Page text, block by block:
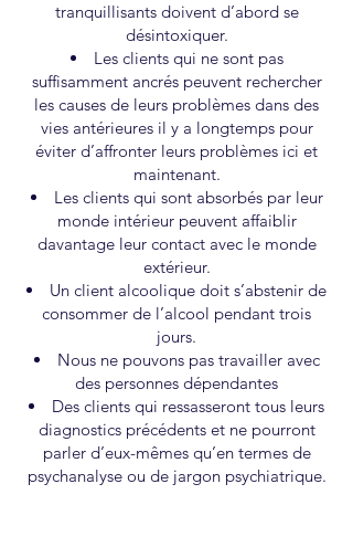
tranquillisants doivent d’abord se
désintoxiquer.
Les clients qui ne sont pas
suffisamment ancrés peuvent rechercher
les causes de leurs problèmes dans des
vies antérieures il y a longtemps pour
éviter d’affronter leurs problèmes ici et
maintenant.
Les clients qui sont absorbés par leur
monde intérieur peuvent affaiblir
davantage leur contact avec le monde
extérieur.
Un client alcoolique doit s’abstenir de
consommer de l’alcool pendant trois
jours.
Nous ne pouvons pas travailler avec
des personnes dépendantes
Des clients qui ressasseront tous leurs
diagnostics précédents et ne pourront
parler d’eux-mêmes qu’en termes de
psychanalyse ou de jargon psychiatrique.